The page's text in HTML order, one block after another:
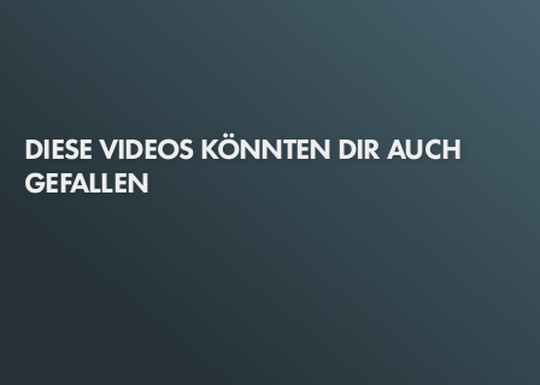
DIESE VIDEOS KÖNNTEN DIR AUCH
GEFALLEN